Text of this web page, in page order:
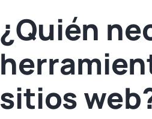
¿Quién
sitios